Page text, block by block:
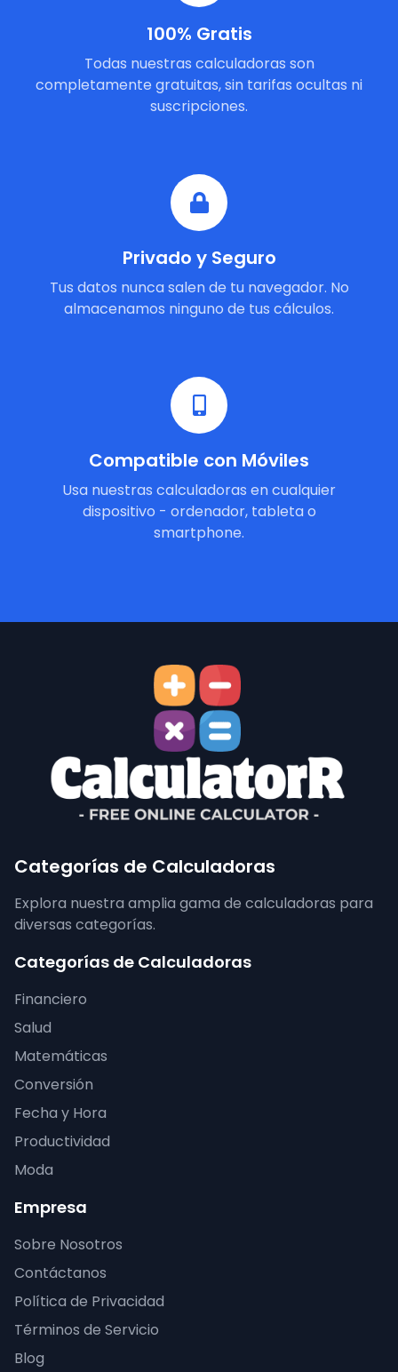
100% Gratis
Todas nuestras calculadoras son
completamente gratuitas, sin tarifas ocultas ni
suscripciones.
Privado y Seguro
Tus datos nunca salen de tu navegador. No
almacenamos ninguno de tus cálculos.
Compatible con Móviles
Usa nuestras calculadoras en cualquier
dispositivo - ordenador, tableta o
smartphone.
Categorías de Calculadoras
Explora nuestra amplia gama de calculadoras para
diversas categorías.
Categorías de Calculadoras
Financiero
Salud
Matemáticas
Conversión
Fecha y Hora
Productividad
Moda
Empresa
Sobre Nosotros
Contáctanos
Política de Privacidad
Términos de Servicio
Blog